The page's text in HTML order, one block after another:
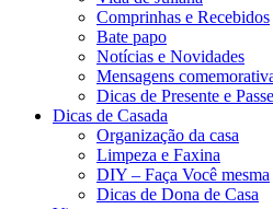
Comprinhas e Recebidos
Bate papo
Notícias e Novidades
Mensagens
Dicas de Presente e
Dicas de Casada
Organização da casa
Limpeza e Faxina
DIY – Faça Você mesma
Dicas de Dona de Casa